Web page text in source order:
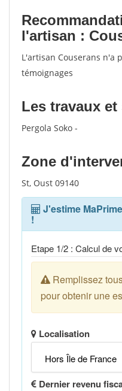
l'artisan :
L'artisan Couserans n'a
témoignages
Les travaux et
Pergola Soko -
Zone
St, Oust 09140